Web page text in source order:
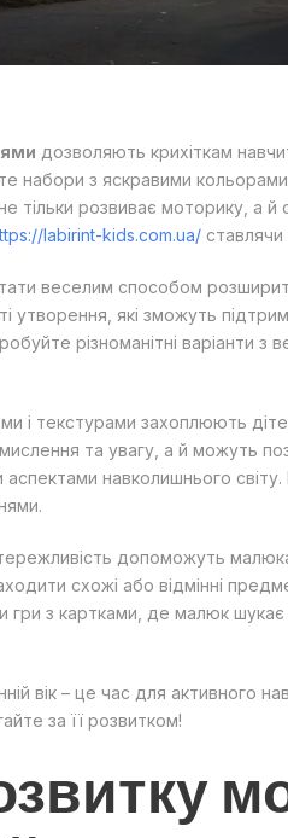
дозволяють крихіткам
набори з яскравими
тільки розвиває моторику, а
labirint-kids.com.ua/
веселим способом
утворення, які зможуть
різноманітні варіанти з
і текстурами захоплюють
та увагу, а й можуть
навколишнього
допоможуть
схожі або відмінні
з картками, де малюк шукає
вік – це час для активного
за її розвитком!